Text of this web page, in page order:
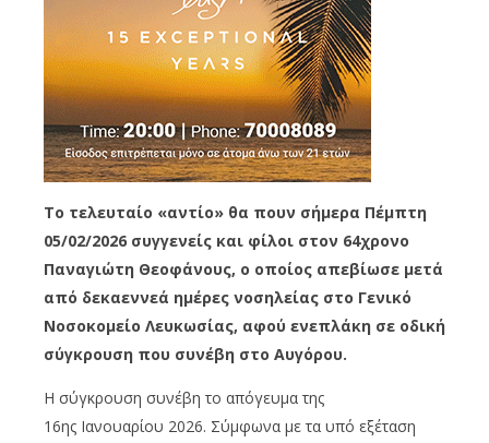
Το τελευταίο «αντίο» θα πουν σήμερα Πέμπτη
05/02/2026 συγγενείς και φίλοι στον 64χρονο
Παναγιώτη Θεοφάνους, ο οποίος απεβίωσε μετά
από δεκαεννεά ημέρες νοσηλείας στο Γενικό
Νοσοκομείο Λευκωσίας, αφού ενεπλάκη σε οδική
σύγκρουση που συνέβη στο Αυγόρου.
Η σύγκρουση συνέβη το απόγευμα της
16ης Ιανουαρίου 2026. Σύμφωνα με τα υπό εξέταση